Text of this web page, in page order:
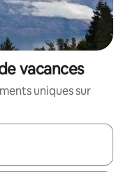
vacances
uniques sur
les flèches vers le